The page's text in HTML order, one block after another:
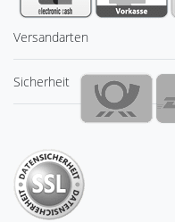
Versandarten
Sicherheit